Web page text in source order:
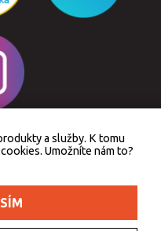
smlouvy
vystavit kupujícímu účtenku.
do 48 hodin.
a služby. K tomu
Umožníte nám to?